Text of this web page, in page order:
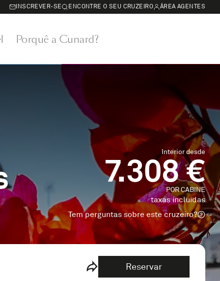
INSCREVER-SE ENCONTRE O SEU CRUZEIRO ÁREA AGENTES
Porquê a Cunard?
Interior desde
7.308 €
POR CABINE
taxas incluidas
Tem perguntas sobre este cruzeiro?
Reservar